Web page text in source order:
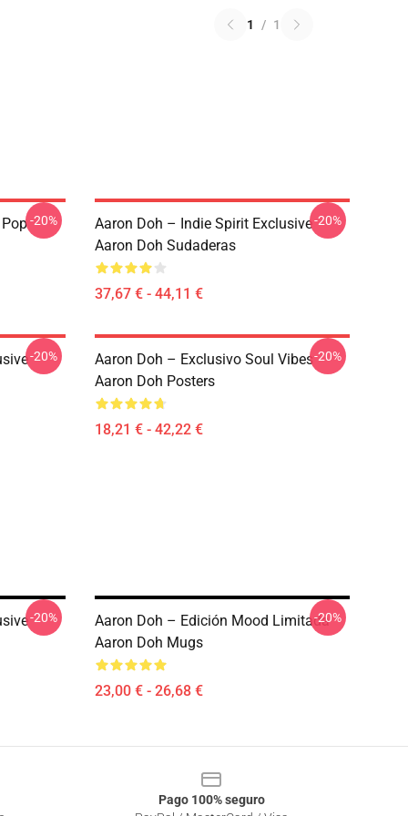
1 / 1
-20%
Aaron Doh – Indie Spirit Exclusive
Aaron Doh Sudaderas
37,67 € - 44,11 €
-20%
-20%
Aaron Doh – Exclusivo Soul Vibes
Aaron Doh Posters
18,21 € - 42,22 €
-20%
-20%
Aaron Doh – Edición Mood Limitada
Aaron Doh Mugs
23,00 € - 26,68 €
-20%
Pago 100% seguro